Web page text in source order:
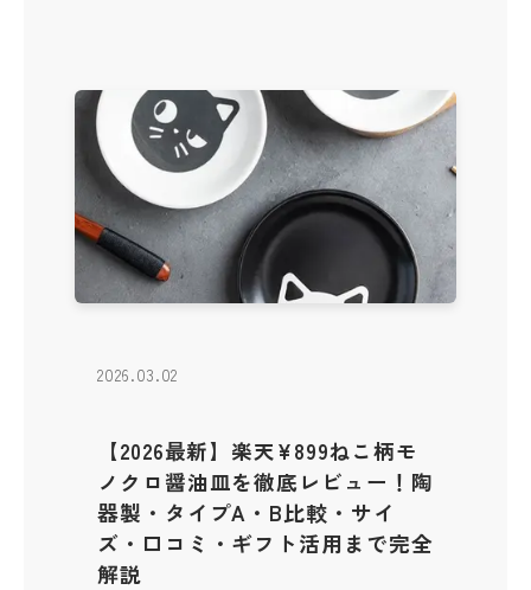
2026.03.02
【2026最新】楽天¥899ねこ柄モ
ノクロ醤油皿を徹底レビュー！陶
器製・タイプA・B比較・サイ
ズ・口コミ・ギフト活用まで完全
解説